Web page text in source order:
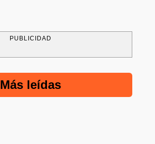
PUBLICIDAD
Más leídas